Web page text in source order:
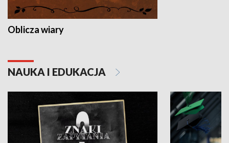
Oblicza wiary
NAUKA I EDUKACJA